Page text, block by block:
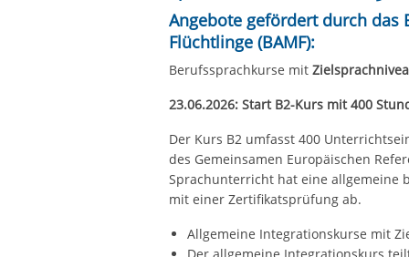
Angebote gefördert durch
Flüchtlinge(BAMF):
Berufssprachkurse mit
23.06.2026: Start B2-Kurs mit 400
Der Kurs B2 umfasst 400
des Gemeinsamen Europäischen
Sprachunterricht hat eine allgemeine
mit einer Zertifikatsprüfung ab.
Allgemeine Integrationskurse mit